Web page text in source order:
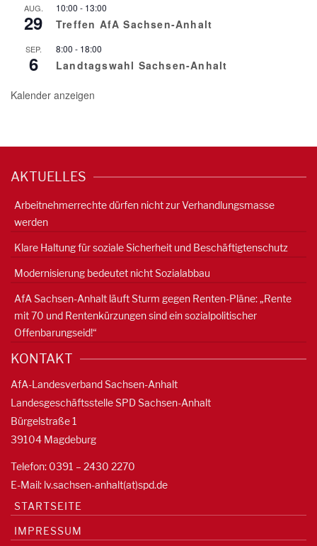
AUG.
29
10:00 - 13:00
Treffen AfA Sachsen-Anhalt
SEP.
6
8:00 - 18:00
Landtagswahl Sachsen-Anhalt
Kalender anzeigen
AKTUELLES
Arbeitnehmerrechte dürfen nicht zur Verhandlungsmasse
werden
Klare Haltung für soziale Sicherheit und Beschäftigtenschutz
Modernisierung bedeutet nicht Sozialabbau
AfA Sachsen-Anhalt läuft Sturm gegen Renten-Pläne: „Rente
mit 70 und Rentenkürzungen sind ein sozialpolitischer
Offenbarungseid!“
KONTAKT
AfA-Landesverband Sachsen-Anhalt
Landesgeschäftsstelle SPD Sachsen-Anhalt
Bürgelstraße 1
39104 Magdeburg
Telefon: 0391 – 2430 2270
E-Mail: lv.sachsen-anhalt(at)spd.de
STARTSEITE
IMPRESSUM